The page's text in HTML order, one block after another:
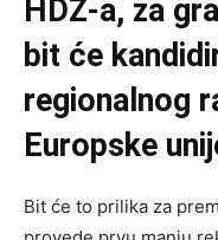
HDZ-a, za
bit će
regionalnog
Europske
Bit će to prilika za